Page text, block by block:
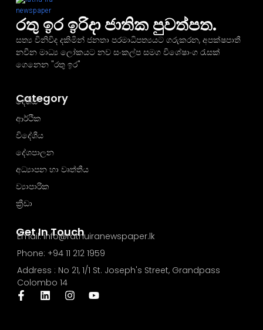
රතු ඉර ඉරිදා ජාතික පුවත්පත.
සත්‍ය විනිවිද දකිමින් ජනතා පරමාධිපත්‍යයට ගරුකරන, අපක්ෂපාතී
නවීන මාධ්‍ය ලෝකයට නව සංකල්ප සමග විශේෂාංග රැසක්
ගෙනෙන "රතු ඉර"
Get In Touch
Email: info@rathuiranewspaper.lk
Phone: +94 11 212 1959
Address : No 21, 1/1 St. Joseph's Street, Grandpass
Colombo 14
Category
දේශීය
ආර්ථික
විදේශීය
දේශපාලන
අධ්‍යාපන හා වෘත්තීය
ව්‍යාපාරික
ක්‍රීඩා